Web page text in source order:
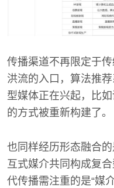
传播渠道不再限定于
洪流的入口，算法推
型媒体正在兴起，比
的方式被重新构建了。
也同样经历形态融合
互式媒介共同构成复
代传播需注重的是“媒